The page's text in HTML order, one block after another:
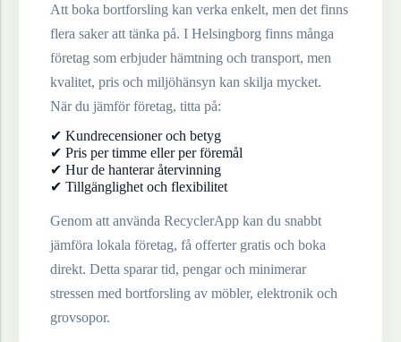
Att boka bortforsling kan verka enkelt, men det finns
flera saker att tänka på. I Helsingborg finns många
företag som erbjuder hämtning och transport, men
kvalitet, pris och miljöhänsyn kan skilja mycket.
När du jämför företag, titta på:
✔ Kundrecensioner och betyg
✔ Pris per timme eller per föremål
✔ Hur de hanterar återvinning
✔ Tillgänglighet och flexibilitet
Genom att använda RecyclerApp kan du snabbt
jämföra lokala företag, få offerter gratis och boka
direkt. Detta sparar tid, pengar och minimerar
stressen med bortforsling av möbler, elektronik och
grovsopor.